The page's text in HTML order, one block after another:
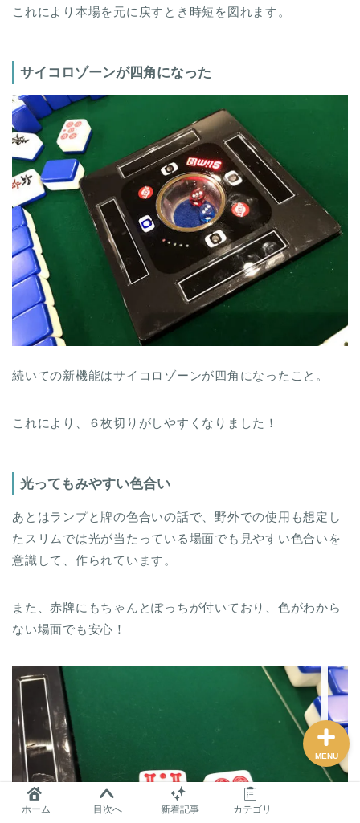
これにより本場を元に戻すとき時短を図れます。
サイコロゾーンが四角になった
続いての新機能はサイコロゾーンが四角になったこと。
これにより、６枚切りがしやすくなりました！
光ってもみやすい色合い
あとはランプと牌の色合いの話で、野外での使用も想定し
たスリムでは光が当たっている場面でも見やすい色合いを
意識して、作られています。
また、赤牌にもちゃんとぽっちが付いており、色がわから
ない場面でも安心！
ホーム 目次へ 新着記事 カテゴリ
MENU
麻雀グッズ研究所のサイ
トマップ
プロフィール
おすすめ